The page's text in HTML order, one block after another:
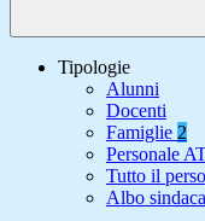
Tipologie
Alunni
Docenti
Famiglie 2
Personale
Tutto il
Albo